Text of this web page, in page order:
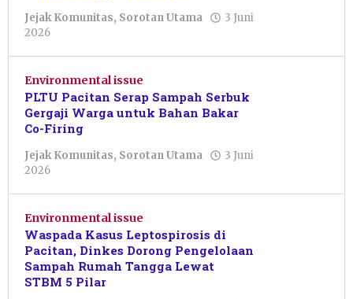
Jejak Komunitas, Sorotan Utama
3 Juni
2026
Azizah
Environmental issue
PLTU Pacitan Serap Sampah Serbuk
Gergaji Warga untuk Bahan Bakar
Co-Firing
Jejak Komunitas, Sorotan Utama
3 Juni
2026
Azizah
Environmental issue
Waspada Kasus Leptospirosis di
Pacitan, Dinkes Dorong Pengelolaan
Sampah Rumah Tangga Lewat
STBM 5 Pilar